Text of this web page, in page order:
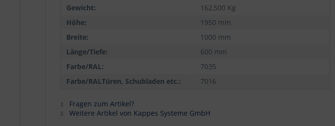
Gewicht:
162,500 Kg
Höhe:
1950 mm
Breite:
1000 mm
Länge/Tiefe:
600 mm
Farbe/RAL:
7035
Farbe/RALTüren, Schubladen etc.:
7016
Fragen zum Artikel?
Weitere Artikel von Kappes Systeme GmbH